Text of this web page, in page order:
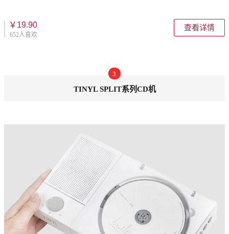
￥19.90
652人喜欢
查看详情
3
TINYL SPLIT系列CD机